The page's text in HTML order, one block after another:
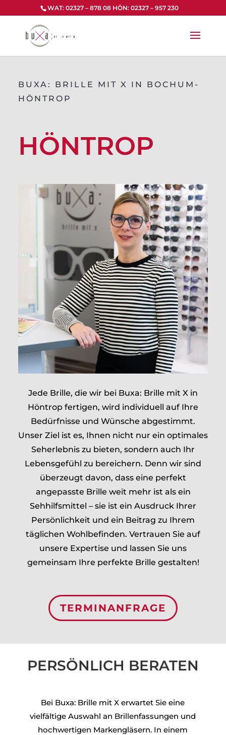
springen
WAT: 02327 – 878 08 HÖN: 02327 – 957 230
BUXA: BRILLE MIT X IN BOCHUM-
HÖNTROP
HÖNTROP
Jede Brille, die wir bei Buxa: Brille mit X in
Höntrop fertigen, wird individuell auf Ihre
Bedürfnisse und Wünsche abgestimmt.
Unser Ziel ist es, Ihnen nicht nur ein optimales
Seherlebnis zu bieten, sondern auch Ihr
Lebensgefühl zu bereichern. Denn wir sind
überzeugt davon, dass eine perfekt
angepasste Brille weit mehr ist als ein
Sehhilfsmittel – sie ist ein Ausdruck Ihrer
Persönlichkeit und ein Beitrag zu Ihrem
täglichen Wohlbefinden. Vertrauen Sie auf
unsere Expertise und lassen Sie uns
gemeinsam Ihre perfekte Brille gestalten!
TERMINANFRAGE
PERSÖNLICH BERATEN
Bei Buxa: Brille mit X erwartet Sie eine
vielfältige Auswahl an Brillenfassungen und
hochwertigen Markengläsern. In einem